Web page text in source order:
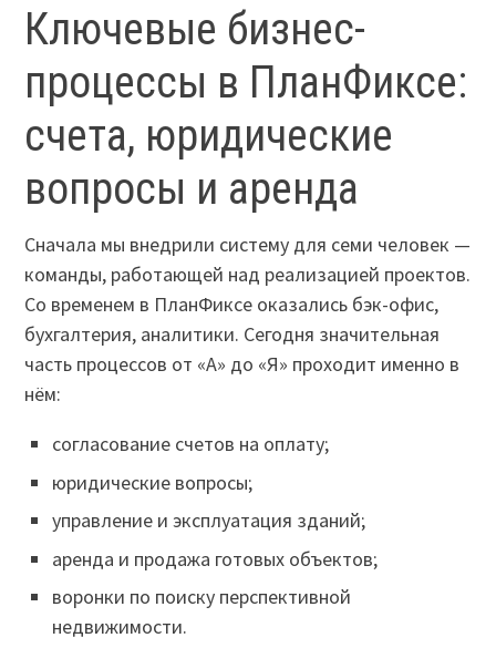
Ключевые бизнес-
процессы в ПланФиксе:
счета, юридические
вопросы и аренда
Сначала мы внедрили систему для семи человек —
команды, работающей над реализацией проектов.
Со временем в ПланФиксе оказались бэк-офис,
бухгалтерия, аналитики. Сегодня значительная
часть процессов от «А» до «Я» проходит именно в
нём:
согласование счетов на оплату;
юридические вопросы;
управление и эксплуатация зданий;
аренда и продажа готовых объектов;
воронки по поиску перспективной
недвижимости.